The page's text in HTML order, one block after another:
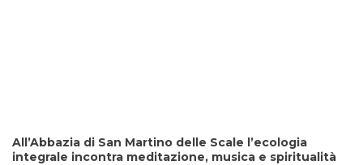
All’Abbazia di San Martino delle Scale l’ecologia
integrale incontra meditazione, musica e spiritualità